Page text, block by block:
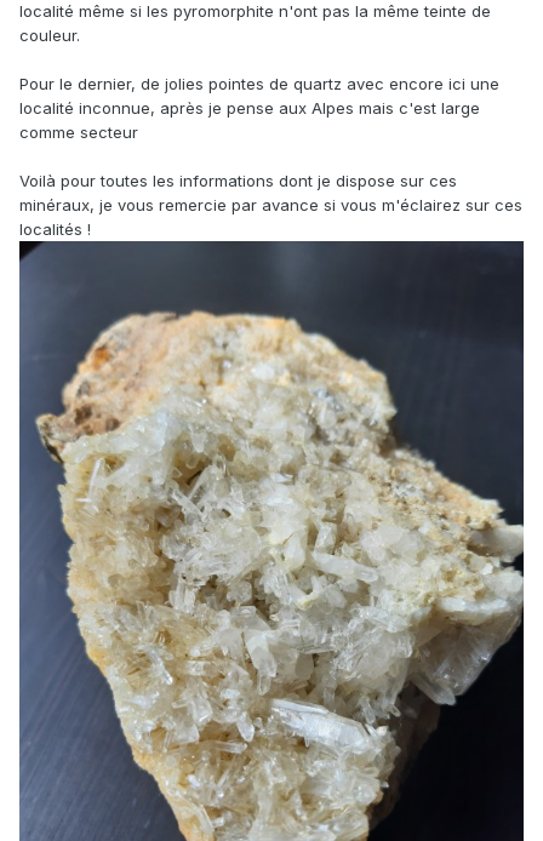
localité même si les pyromorphite n'ont pas la même teinte de
couleur.
Pour le dernier, de jolies pointes de quartz avec encore ici une
localité inconnue, après je pense aux Alpes mais c'est large
comme secteur
Voilà pour toutes les informations dont je dispose sur ces
minéraux, je vous remercie par avance si vous m'éclairez sur ces
localités !